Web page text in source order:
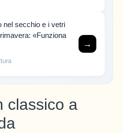
nel secchio e i vetri
«Funziona
→
classico a